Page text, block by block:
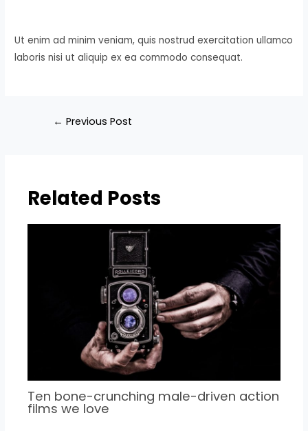
Ut enim ad minim veniam, quis nostrud exercitation ullamco
laboris nisi ut aliquip ex ea commodo consequat.
← Previous Post
Related Posts
Ten bone-crunching male-driven action
films we love